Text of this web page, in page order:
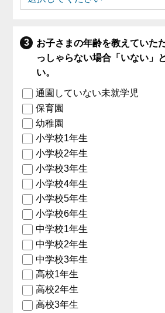
お子さまの年齢を教えていた
っしゃらない場合「いない」
い。
通園していない未就学児
保育園
幼稚園
小学校1年生
小学校2年生
小学校3年生
小学校4年生
小学校5年生
小学校6年生
中学校1年生
中学校2年生
中学校3年生
高校1年生
高校2年生
高校3年生